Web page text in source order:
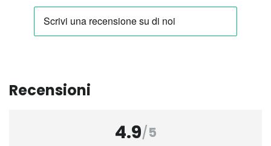
Recensioni
4.9/5